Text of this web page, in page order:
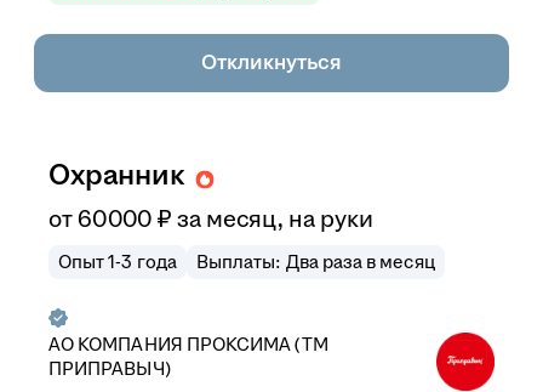
Откликнуться
Охранник
от60 000 ₽ за месяц, на руки
Опыт 1-3 года Выплаты: Два раза в месяц
АО КОМПАНИЯ ПРОКСИМА (ТМ
ПРИПРАВЫЧ)